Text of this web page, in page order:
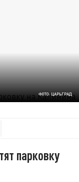
ФОТО: ЦАРЬГРАД
парковку